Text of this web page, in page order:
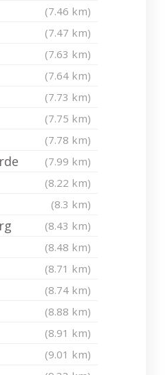
(7.46 km)
(7.47 km)
(7.63 km)
(7.64 km)
(7.73 km)
(7.75 km)
(7.78 km)
(7.99 km)
(8.22 km)
(8.3 km)
(8.43 km)
(8.48 km)
(8.71 km)
(8.74 km)
(8.88 km)
(8.91 km)
(9.01 km)